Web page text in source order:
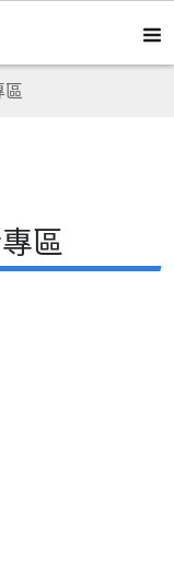
區
區